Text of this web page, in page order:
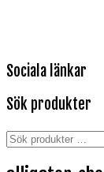
Sociala länkar
Sök produkter
Sök